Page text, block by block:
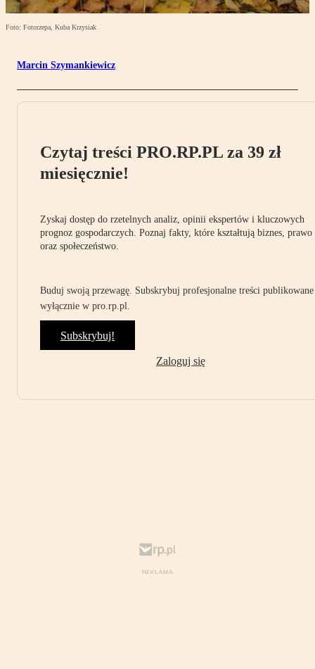
Foto: Fotorzepa, Kuba Krzysiak
Marcin Szymankiewicz
Czytaj treści PRO.RP.PL za 39 zł
miesięcznie!
Zyskaj dostęp do rzetelnych analiz, opinii ekspertów i kluczowych
prognoz gospodarczych. Poznaj fakty, które kształtują biznes, prawo
oraz społeczeństwo.
Buduj swoją przewagę. Subskrybuj profesjonalne treści publikowane
wyłącznie w pro.rp.pl.
Subskrybuj!
Zaloguj się